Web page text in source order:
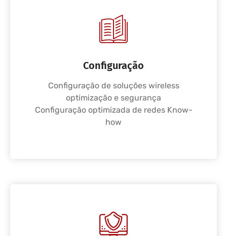
Configuração
Configuração de soluções wireless
optimização e segurança
Configuração optimizada de redes Know-
how